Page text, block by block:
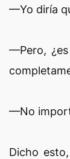
—Yo diría
—Pero,
—No
Dicho